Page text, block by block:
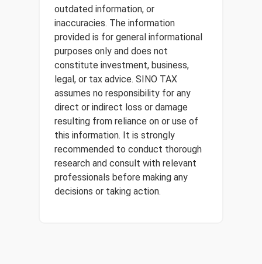
outdated information, or
inaccuracies. The information
provided is for general informational
purposes only and does not
constitute investment, business,
legal, or tax advice. SINO TAX
assumes no responsibility for any
direct or indirect loss or damage
resulting from reliance on or use of
this information. It is strongly
recommended to conduct thorough
research and consult with relevant
professionals before making any
decisions or taking action.